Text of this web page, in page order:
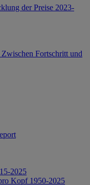
der Preise 2023-
Fortschritt und
2025
Kopf 1950-2025